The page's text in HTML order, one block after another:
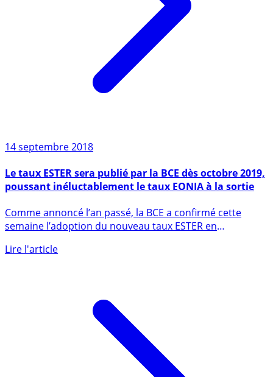
14 septembre 2018
poussant inéluctablement le taux EONIA à la sortie
semaine l’adoption du nouveau taux ESTER en